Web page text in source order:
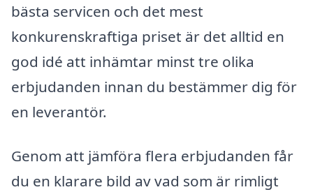
bästa servicen och det mest
konkurenskraftiga priset är det alltid en
god idé att inhämtar minst tre olika
erbjudanden innan du bestämmer dig för
en leverantör.
Genom att jämföra flera erbjudanden får
du en klarare bild av vad som är rimligt